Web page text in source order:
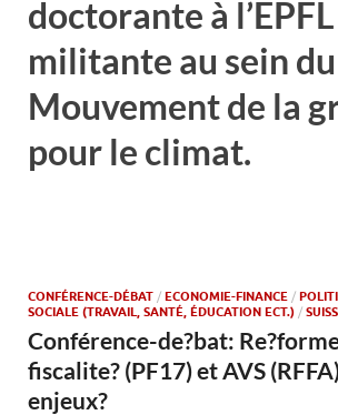
doctorante à
militante au sein du
Mouvement de la
pour le climat.
CONFÉRENCE-DÉBAT / ECONOMIE-FINANCE /
SOCIALE (TRAVAIL, SANTÉ, ÉDUCATION ECT.) /
Conférence-de?bat:
fiscalite? (PF17) et AVS
enjeux?